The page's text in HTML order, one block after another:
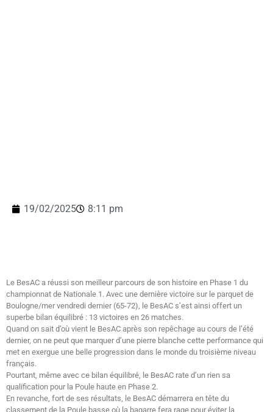
19/02/2025 8:11 pm
Le BesAC a réussi son meilleur parcours de son histoire en Phase 1 du
championnat de Nationale 1. Avec une dernière victoire sur le parquet de
Boulogne/mer vendredi dernier (65-72), le BesAC s’est ainsi offert un
superbe bilan équilibré : 13 victoires en 26 matches.
Quand on sait d’où vient le BesAC après son repêchage au cours de l’été
dernier, on ne peut que marquer d’une pierre blanche cette performance qui
met en exergue une belle progression dans le monde du troisième niveau
français.
Pourtant, même avec ce bilan équilibré, le BesAC rate d’un rien sa
qualification pour la Poule haute en Phase 2.
En revanche, fort de ses résultats, le BesAC démarrera en tête du
classement de la Poule basse où la bagarre fera rage pour éviter la